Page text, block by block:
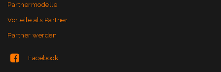
Partnermodelle
Vorteile als Partner
Partner werden
Facebook